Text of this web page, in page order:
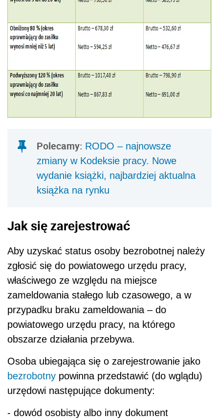
Polecamy: RODO – najnowsze
zmiany w Kodeksie pracy. Nowe
wydanie książki, najbardziej aktualna
książka na rynku
Jak się zarejestrować
Aby uzyskać status osoby bezrobotnej należy
zgłosić się do powiatowego urzędu pracy,
właściwego ze względu na miejsce
zameldowania stałego lub czasowego, a w
przypadku braku zameldowania – do
powiatowego urzędu pracy, na którego
obszarze działania przebywa.
Osoba ubiegająca się o zarejestrowanie jako
bezrobotny powinna przedstawić (do wglądu)
urzędowi następujące dokumenty:
- dowód osobisty albo inny dokument